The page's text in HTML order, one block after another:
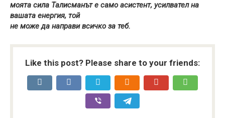
моята сила Талисманът е само асистент, усилвател на
вашата енергия, той
не може да направи всичко за теб.
Like this post? Please share to your friends: